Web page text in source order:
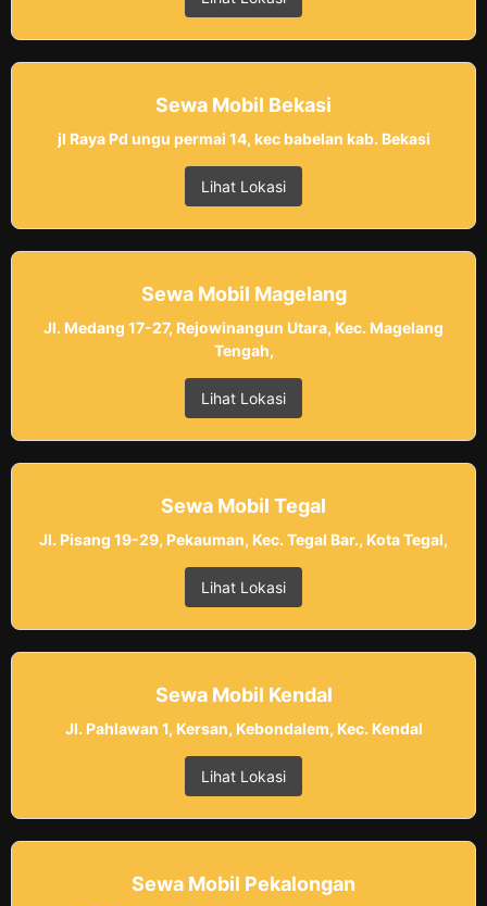
Sewa Mobil Bekasi
jl Raya Pd ungu permai 14, kec babelan kab. Bekasi
Lihat Lokasi
Sewa Mobil Magelang
Jl. Medang 17-27, Rejowinangun Utara, Kec. Magelang
Tengah,
Lihat Lokasi
Sewa Mobil Tegal
Jl. Pisang 19-29, Pekauman, Kec. Tegal Bar., Kota Tegal,
Lihat Lokasi
Sewa Mobil Kendal
Jl. Pahlawan 1, Kersan, Kebondalem, Kec. Kendal
Lihat Lokasi
Sewa Mobil Pekalongan